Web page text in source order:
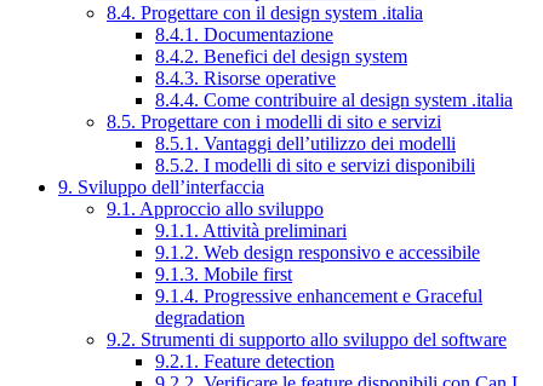
8.4. Progettare con il design system .italia
8.4.1. Documentazione
8.4.2. Benefici del design system
8.4.3. Risorse operative
8.4.4. Come contribuire al design system .italia
8.5. Progettare con i modelli di sito e servizi
8.5.1. Vantaggi dell’utilizzo dei modelli
8.5.2. I modelli di sito e servizi disponibili
9. Sviluppo dell’interfaccia
9.1. Approccio allo sviluppo
9.1.1. Attività preliminari
9.1.2. Web design responsivo e accessibile
9.1.3. Mobile first
9.1.4. Progressive enhancement e Graceful
degradation
9.2. Strumenti di supporto allo sviluppo del software
9.2.1. Feature detection